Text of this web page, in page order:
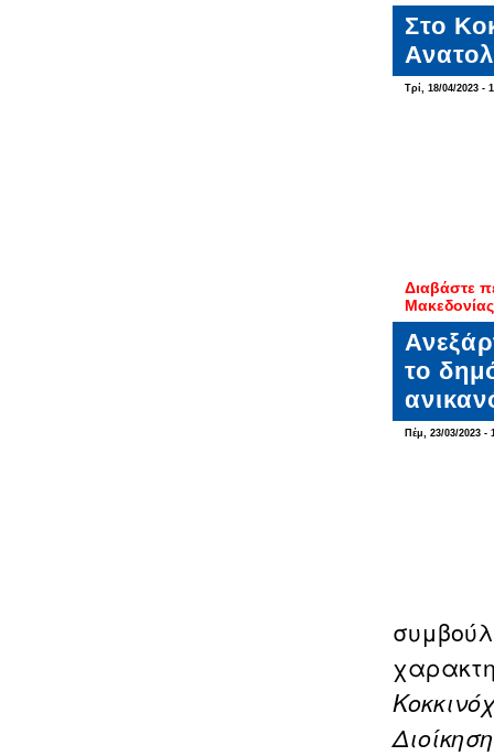
Στο
Τρί, 18/04/2023 -
Διαβάστε
το
Πέμ, 23/03/2023 -